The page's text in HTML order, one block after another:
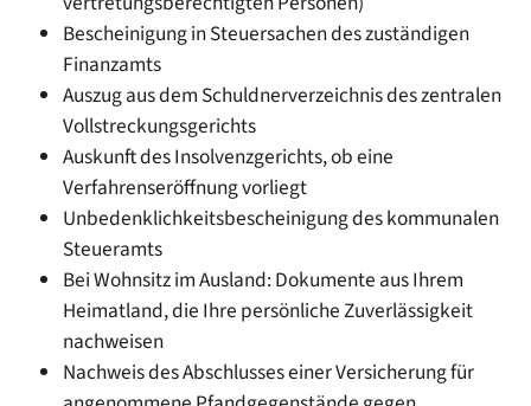
Bescheinigung in Steuersachen des zuständigen
Finanzamts
Auszug aus dem Schuldnerverzeichnis des zentralen
Vollstreckungsgerichts
Auskunft des Insolvenzgerichts, ob eine
Verfahrenseröffnung vorliegt
Unbedenklichkeitsbescheinigung des kommunalen
Steueramts
Bei Wohnsitz im Ausland: Dokumente aus Ihrem
Heimatland, die Ihre persönliche Zuverlässigkeit
nachweisen
Nachweis des Abschlusses einer Versicherung für